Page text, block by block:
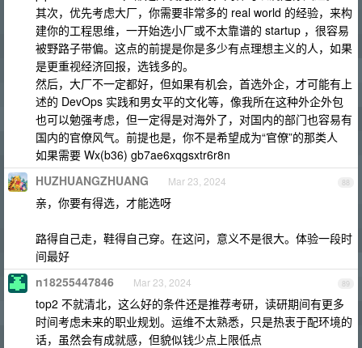
其次，优先考虑大厂，你需要非常多的 real world 的经验，来构
建你的工程思维，一开始选小厂或不太靠谱的 startup ，很容易
被野路子带偏。这点的前提是你是多少有点理想主义的人，如果
是更重视经济回报，选钱多的。
然后，大厂不一定都好，但如果有机会，首选外企，才可能有上
述的 DevOps 实践和男女平的文化等，像我所在这种外企外包
也可以勉强考虑，但一定得是对海外了，对国内的部门也容易有
国内的官僚风气。前提也是，你不是希望成为“官僚”的那类人
如果需要 Wx(b36) gb7ae6xqgsxtr6r8n
88
HUZHUANGZHUANG Mar 23, 2024
亲，你要有得选，才能选呀
路得自己走，鞋得自己穿。在这问，意义不是很大。体验一段时
间最好
89
n18255447846 Mar 23, 2024
top2 不就清北，这么好的条件还是推荐考研，读研期间有更多
时间考虑未来的职业规划。运维不太熟悉，只是热衷于配环境的
话，虽然会有成就感，但貌似钱少点上限低点